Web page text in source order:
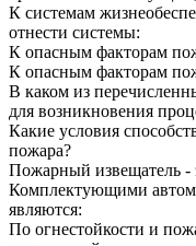
К системам
отнести системы:
К опасным факторам
К опасным факторам
В каком из
для возникновения
Какие условия
пожара?
Пожарный извещатель -
Комплектующими
являются:
По огнестойкости и